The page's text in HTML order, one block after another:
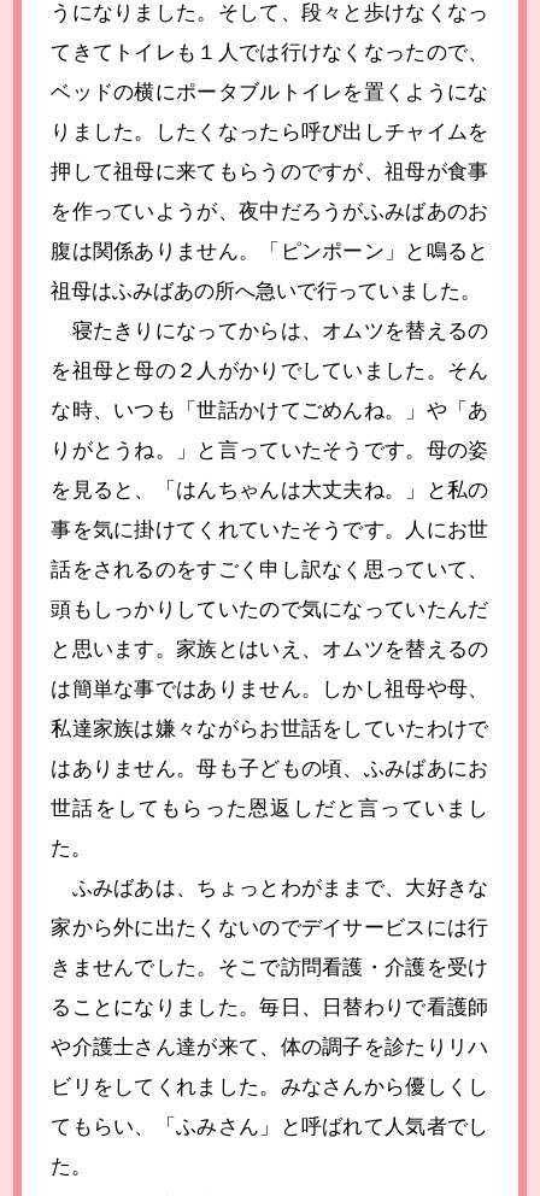
うになりました。そして、段々と歩けなくなっ
てきてトイレも１人では行けなくなったので、
ベッドの横にポータブルトイレを置くようにな
りました。したくなったら呼び出しチャイムを
押して祖母に来てもらうのですが、祖母が食事
を作っていようが、夜中だろうがふみばあのお
腹は関係ありません。「ピンポーン」と鳴ると
祖母はふみばあの所へ急いで行っていました。
寝たきりになってからは、オムツを替えるの
を祖母と母の２人がかりでしていました。そん
な時、いつも「世話かけてごめんね。」や「あ
りがとうね。」と言っていたそうです。母の姿
を見ると、「はんちゃんは大丈夫ね。」と私の
事を気に掛けてくれていたそうです。人にお世
話をされるのをすごく申し訳なく思っていて、
頭もしっかりしていたので気になっていたんだ
と思います。家族とはいえ、オムツを替えるの
は簡単な事ではありません。しかし祖母や母、
私達家族は嫌々ながらお世話をしていたわけで
はありません。母も子どもの頃、ふみばあにお
世話をしてもらった恩返しだと言っていまし
た。
ふみばあは、ちょっとわがままで、大好きな
家から外に出たくないのでデイサービスには行
きませんでした。そこで訪問看護・介護を受け
ることになりました。毎日、日替わりで看護師
や介護士さん達が来て、体の調子を診たりリハ
ビリをしてくれました。みなさんから優しくし
てもらい、「ふみさん」と呼ばれて人気者でし
た。